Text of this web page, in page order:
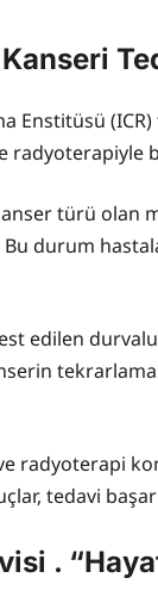
Enstitüsü
radyoterapiyle
türü olan
durum
edilen
radyoterapi
tedavi
.